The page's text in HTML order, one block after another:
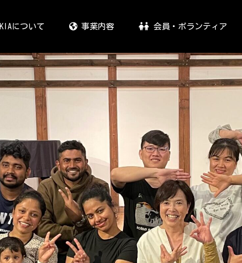
について 事業内容 会員・ボランティア